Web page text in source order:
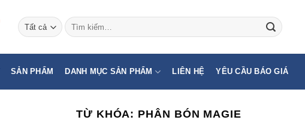
Tìm
kiếm:
SẢN PHẨM DANH MỤC SẢN PHẨM LIÊN HỆ YÊU CẦU BÁO GIÁ
TỪ KHÓA: PHÂN BÓN MAGIE